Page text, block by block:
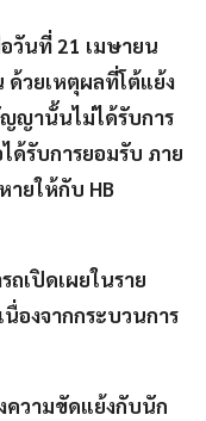
วันที่ 21 เมษายน
ด้วยเหตุผลที่โต้แย้ง
ญานั้นไม่ได้รับการ
ด้รับการยอมรับ ภาย
ายให้กับ HB
ถเปิดเผยในราย
องจากกระบวนการ
ความขัดแย้งกับนัก